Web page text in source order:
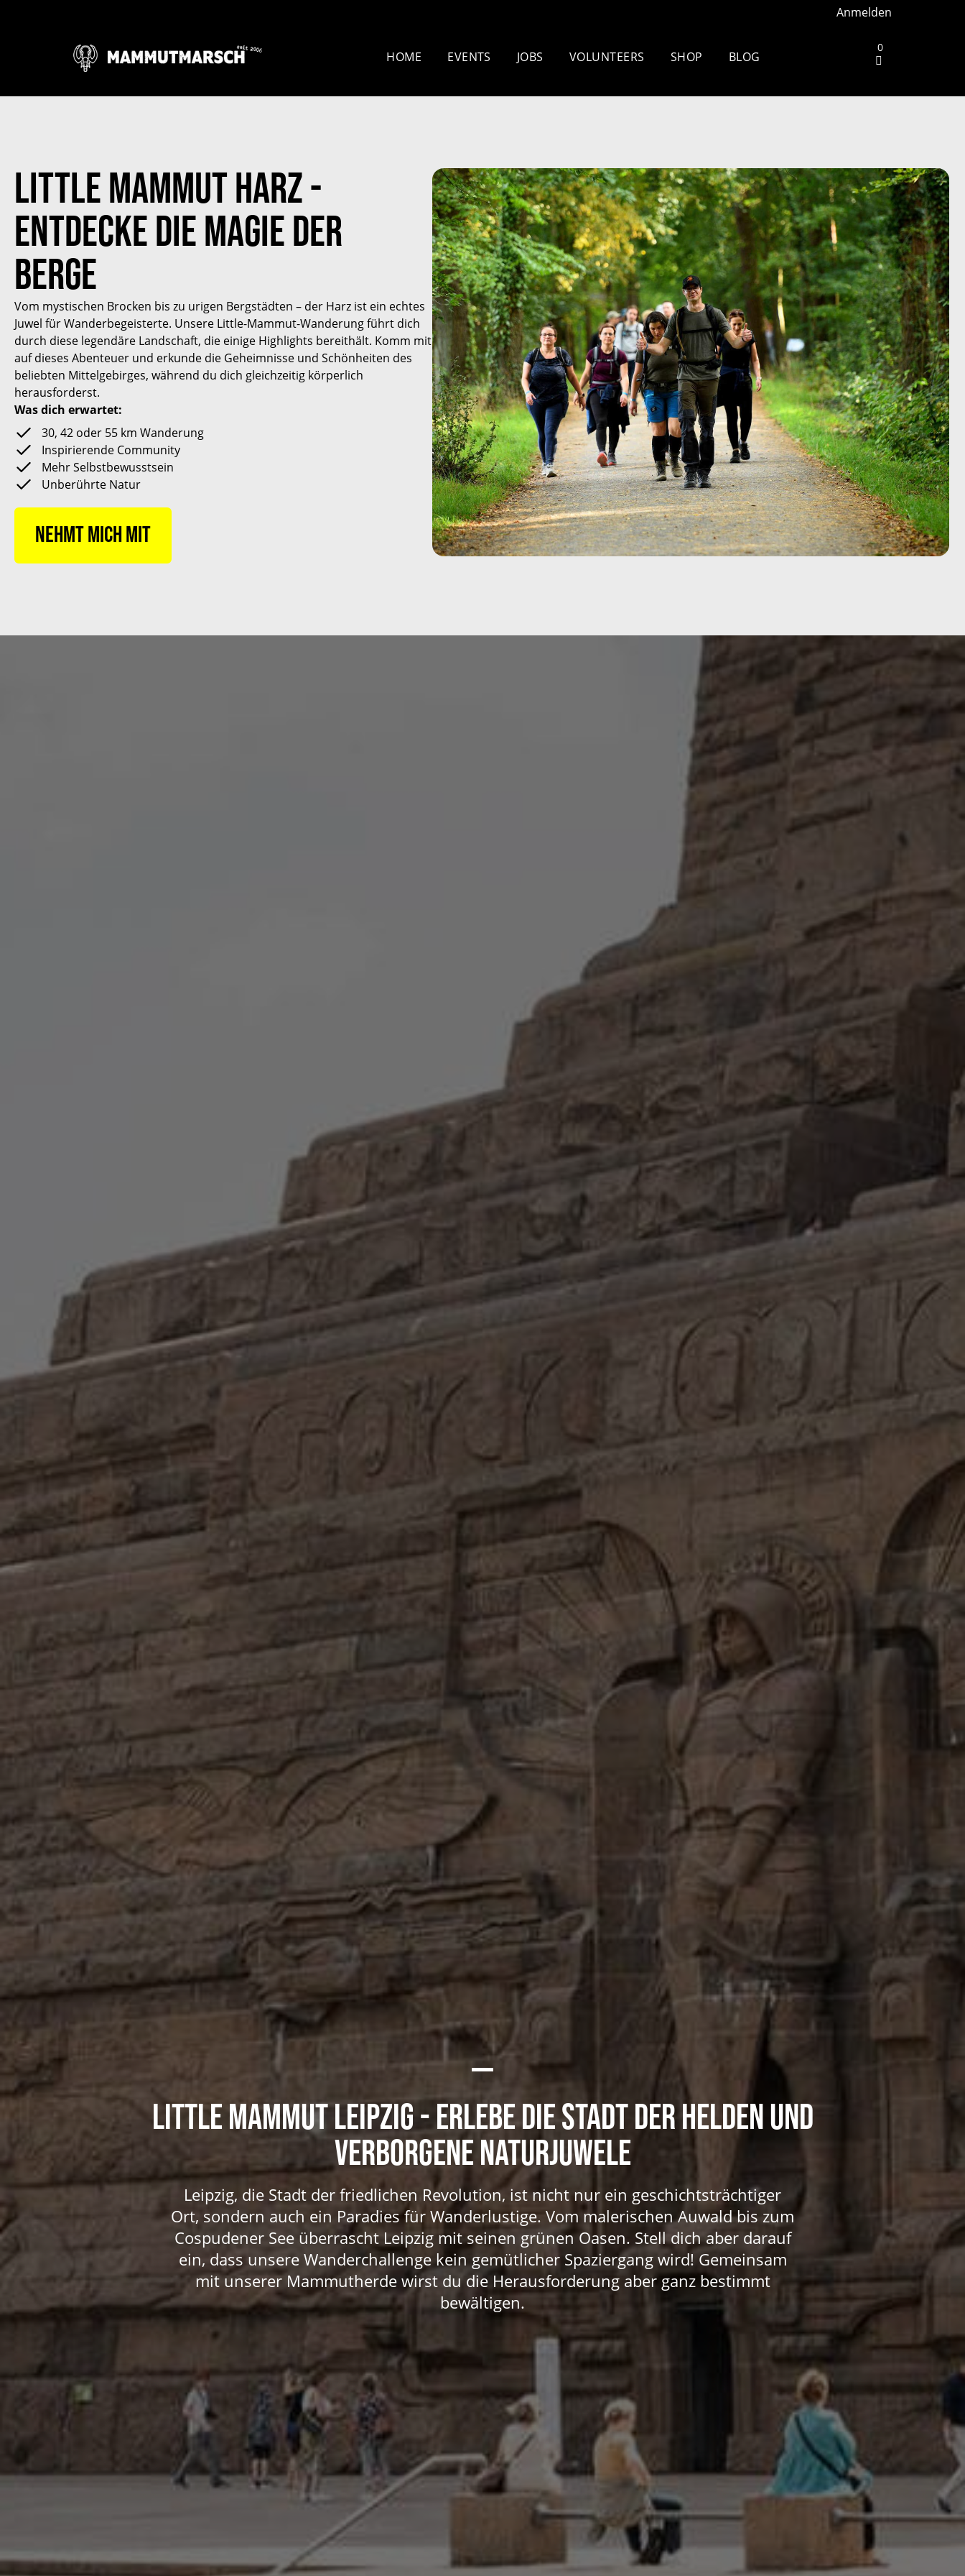
Anmelden
0
HOME EVENTS
30/55 KM
30/42/60 KM
Mammutmarsch Hannover –
30/42/55 KM
Mammutmarsch Aarhus –
30/50 KM
Mammutmarsch Dortmund
– 30/42/55 KM
Mammutmarsch Wiesbaden
– 30/42/55KM
Mammutmarsch München –
30/50 KM
Mammutmarsch Berlin –
30/42/55 KM
Mammutmarsch Málaga –
30/50 KM
Mammutmarsch Barcelona
– 30/50 KM
Mammutmarsch Valencia –
30/50 KM
Mammutmarsch Madrid –
30/50/100 KM
Mammutmarsch Leipzig –
30/42/55 KM
Mammutmarsch München /
Starnberger See – 42/55 KM
Mammutmarsch Mannheim
– 30/42/60 KM
Mammutmarsch Hamburg –
30/50 KM
Mammutmarsch Wien –
30/50 KM
Mammutmarsch Ruhrgebiet
– 30/42/55 KM
Mammutmarsch
Mammutmarsch Bilbao –
JOBS VOLUNTEERS SHOP BLOG
Schlaf, Stoffwechsel und
Training
Wim Hof Kältetraining: So
frierst du sicher
Fernwanderweg Deutschland:
7 Routen, Tipps und ehrliche
Empfehlungen
Vom Party-Leben zu 3.000
Mammutmarsch-Kilometern
Kompressionssocken beim
Wandern: Was sie wirklich
bringen
Wie wirkt sich Stress auf den
Körper aus? Was wirklich
passiert
Mönchengladbach wandern: 5
Touren zwischen Niers, Wald
und Schlössern
Mammutmarsch alleine:
sie kommen und was wirklich
Little Mammut Harz -
Entdecke die Magie der
Berge
Vom mystischen Brocken bis zu urigen Bergstädten – der Harz ist ein echtes
Juwel für Wanderbegeisterte. Unsere Little-Mammut-Wanderung führt dich
durch diese legendäre Landschaft, die einige Highlights bereithält. Komm mit
auf dieses Abenteuer und erkunde die Geheimnisse und Schönheiten des
beliebten Mittelgebirges, während du dich gleichzeitig körperlich
herausforderst.
Was dich erwartet:
30, 42 oder 55 km Wanderung
Inspirierende Community
Mehr Selbstbewusstsein
Unberührte Natur
Nehmt mich mit
LITTLE MAMMUT LEIPZIG - ERLEBE DIE STADT DER HELDEN UND
VERBORGENE NATURJUWELE
Leipzig, die Stadt der friedlichen Revolution, ist nicht nur ein geschichtsträchtiger
Ort, sondern auch ein Paradies für Wanderlustige. Vom malerischen Auwald bis zum
Cospudener See überrascht Leipzig mit seinen grünen Oasen. Stell dich aber darauf
ein, dass unsere Wanderchallenge kein gemütlicher Spaziergang wird! Gemeinsam
mit unserer Mammutherde wirst du die Herausforderung aber ganz bestimmt
bewältigen.